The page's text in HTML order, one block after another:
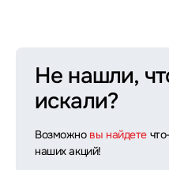
Не нашли,
искали?
Возможно вы найдете
наших акций!